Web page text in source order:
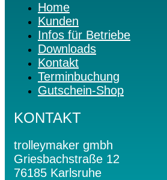
Home
Kunden
Infos für Betriebe
Downloads
Kontakt
Terminbuchung
Gutschein-Shop
KONTAKT
trolleymaker gmbh
Griesbachstraße 12
76185 Karlsruhe